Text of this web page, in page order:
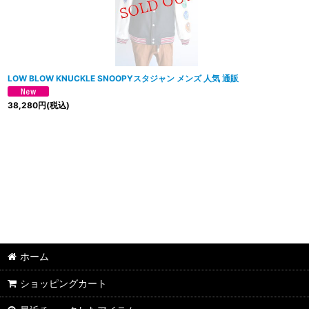
LOW BLOW KNUCKLE SNOOPYスタジャン メンズ 人気 通販
38,280円(税込)
ホーム
ショッピングカート